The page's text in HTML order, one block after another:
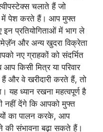
चलाते हैं जो
में पेश करते हैं। आप मुफ्त
प्रतियोगिताओं में भाग ले
और अन्य खुदरा विक्रेता
नए ग्राहकों को संदर्भित
किसी मित्र या परिवार
और वे खरीदारी करते हैं, तो
यह ध्यान रखना महत्वपूर्ण है
नहीं देंगे कि आपको मुफ्त
का पालन करके, आप
की संभावना बढ़ा सकते हैं।